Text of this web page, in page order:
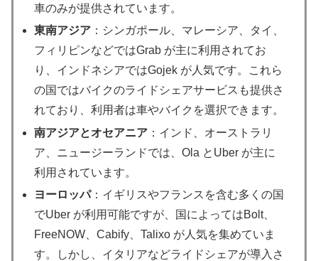
車のみが提供されています。
東南アジア ：シンガポール、マレーシア、タイ、
フィリピンなどではGrab が主に利用されてお
り、インドネシアではGojek が人気です。これら
の国ではバイクのライドシェアサービスも提供さ
れており、利用者は車やバイクを選択できます。
南アジアとオセアニア ：インド、オーストラリ
ア、ニュージーランドでは、Ola とUber が主に
利用されています。
ヨーロッパ：イギリスやフランスを含む多くの国
でUber が利用可能ですが、国によってはBolt、
FreeNOW、Cabify、Talixo が人気を集めていま
す。しかし、イタリアなどライドシェアが導入さ